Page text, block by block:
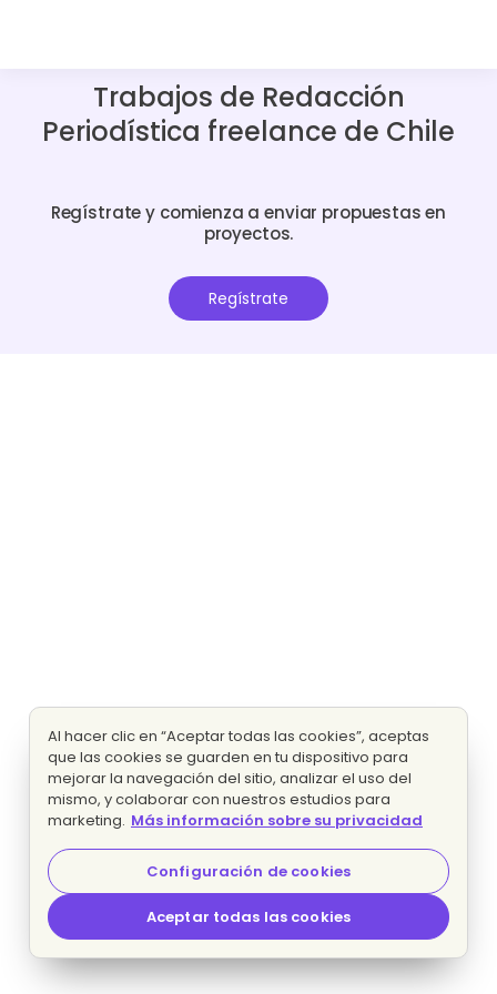
Trabajos de Redacción
Periodística freelance de Chile
Regístrate y comienza a enviar propuestas en
proyectos.
Regístrate
Al hacer clic en “Aceptar todas las cookies”, aceptas
que las cookies se guarden en tu dispositivo para
mejorar la navegación del sitio, analizar el uso del
mismo, y colaborar con nuestros estudios para
marketing. Más información sobre su privacidad
Configuración de cookies
Aceptar todas las cookies